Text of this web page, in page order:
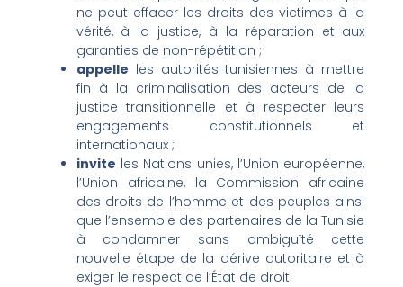
ne peut effacer les droits des victimes à la
vérité, à la justice, à la réparation et aux
garanties de non-répétition ;
appelle les autorités tunisiennes à mettre
fin à la criminalisation des acteurs de la
justice transitionnelle et à respecter leurs
engagements constitutionnels et
internationaux ;
invite les Nations unies, l’Union européenne,
l’Union africaine, la Commission africaine
des droits de l’homme et des peuples ainsi
que l’ensemble des partenaires de la Tunisie
à condamner sans ambiguïté cette
nouvelle étape de la dérive autoritaire et à
exiger le respect de l’État de droit.